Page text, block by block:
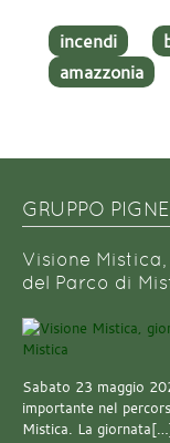
incendi
amazzonia
GRUPPO
Visione
del Parco di
Sabato 23 maggio
importante nel
Mistica. La